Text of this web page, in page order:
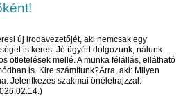
új irodavezetőjét, aki nemcsak egy
is keres. Jó ügyért dolgozunk, nálunk
ötletelések mellé. A munka félállás, ellátható
is. Kire számítunk?Arra, aki: Milyen
Jelentkezés szakmai önéletrajzzal: